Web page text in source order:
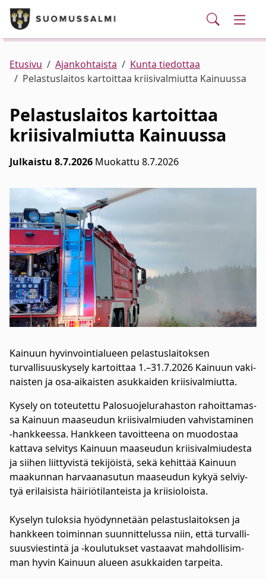
Siirry pääsisältöön
Puhelinluettelo/yhteystiedot
Palvelut
Ajankohtaista
Verkkokauppa
Haku
Kunta ja hallinto
Asuminen ja ympäristö
Elinvoima
Kulttuuri, vapaa-aika ja nuoret
Etusivu Ajankohtaista
Kunta tiedottaa
Pelastuslaitos kartoittaa kriisivalmiutta Kainuussa
Pelastuslaitos kartoittaa
kriisivalmiutta Kainuussa
Julkaistu 8.7.2026 Muokattu 8.7.2026
Kai­nuun hy­vin­vointialueen pe­las­tus­lai­toksen
turvallisuuskysely kar­toit­taa 1.–31.7.2026 Kai­nuun va­ki­
nais­ten ja osa-ai­kais­ten asuk­kai­den krii­si­val­miut­ta.
Ky­se­ly on to­teu­tet­tu Pa­lo­suo­je­lu­ra­has­ton ra­hoit­ta­mas­
sa Kai­nuun maa­seu­dun krii­si­val­miu­den vah­vis­ta­mi­nen
-hank­kees­sa. Hank­keen ta­voit­tee­na on muo­dos­taa
kat­ta­va sel­vi­tys Kai­nuun maa­seu­dun krii­si­val­miu­des­ta
ja sii­hen liit­ty­vis­tä te­ki­jöis­tä, se­kä ke­hit­tää Kai­nuun
maa­kun­nan har­vaa­na­su­tun maa­seu­dun ky­kyä sel­viy­
tyä eri­lai­sis­ta häi­riö­ti­lan­teis­ta ja krii­sio­lois­ta.
Ky­se­lyn tu­lok­sia hyö­dyn­ne­tään pe­las­tus­lai­tok­sen ja
hankkeen toi­min­nan suun­nit­te­lus­sa niin, et­tä tur­val­li­
suus­vies­tin­tä ja -kou­lu­tuk­set vas­taa­vat mah­dol­li­sim­
man hy­vin Kai­nuun alueen asuk­kai­den tar­pei­ta.